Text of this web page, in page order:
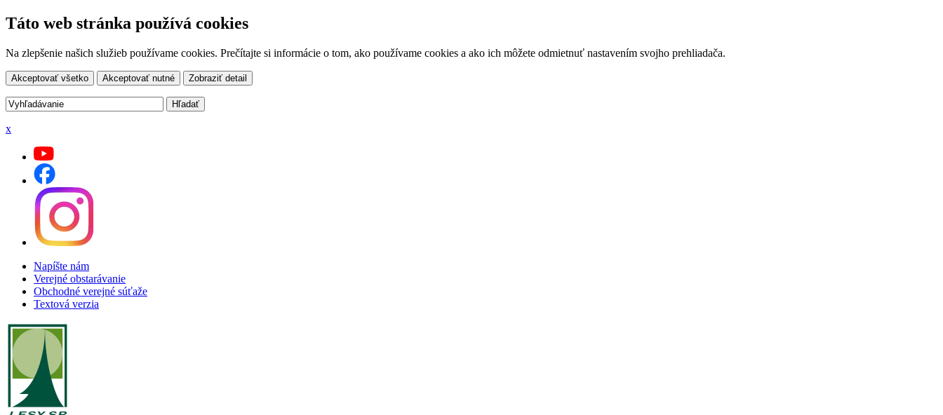
Táto web stránka používá cookies
Na zlepšenie našich služieb používame cookies. Prečítajte si informácie o tom, ako používame cookies a ako ich môžete odmietnuť nastavením svojho prehliadača.
Akceptovať všetko Akceptovať nutné Zobraziť detail
x
Napíšte nám
Verejné obstarávanie
Obchodné verejné súťaže
Textová verzia